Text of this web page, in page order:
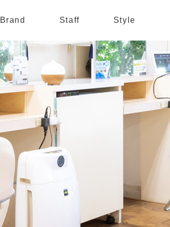
Brand Staff Style